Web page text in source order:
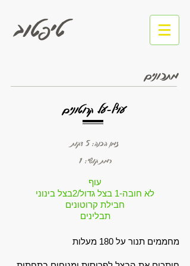
טיפטוב
מתכונים
עוף-על קרוטונים
זמן הכנה: 5 דקות
רמת קושי: 1
עוף
לא חובה-1 בצל גדול/2בצל בינוני
חבילת קרוטונים
תבלינים
מחממים תנור על 180 מעלות